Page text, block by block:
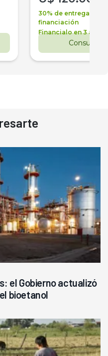
30% de entrega +
financiación
Financialo en 3 años
Consultar
el Gobierno actualizó
bioetanol